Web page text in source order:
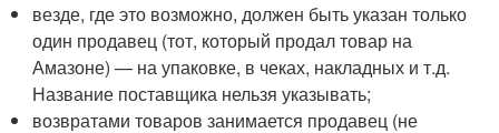
везде, где это возможно, должен быть указан только
один продавец (тот, который продал товар на
Амазоне) — на упаковке, в чеках, накладных и т.д.
Название поставщика нельзя указывать;
возвратами товаров занимается продавец (не